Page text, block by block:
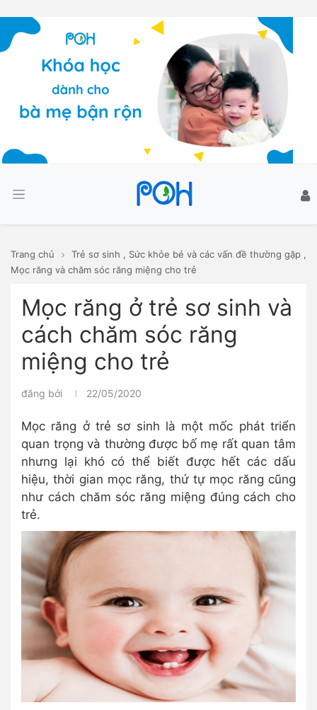
Trang chủ Trẻ sơ sinh , Sức khỏe bé và các vấn đề thường gặp ,
Mọc răng và chăm sóc răng miệng cho trẻ
Mọc răng ở trẻ sơ sinh và
cách chăm sóc răng
miệng cho trẻ
đăng bởi 22/05/2020
Mọc răng ở trẻ sơ sinh là một mốc phát triển
quan trọng và thường được bố mẹ rất quan tâm
nhưng lại khó có thể biết được hết các dấu
hiệu, thời gian mọc răng, thứ tự mọc răng cũng
như cách chăm sóc răng miệng đúng cách cho
trẻ.